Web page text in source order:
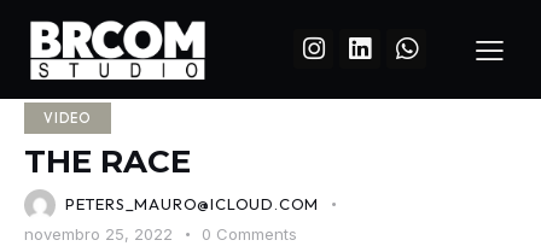
VIDEO
THE RACE
PETERS_MAURO@ICLOUD.COM
novembro 25, 2022
0 Comments